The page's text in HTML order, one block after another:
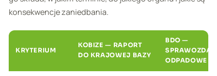
konsekwencje zaniedbania.
KRYTERIUM
KOBIZE — RAPORT
DO KRAJOWEJ BAZY
BDO —
ODPADOWE